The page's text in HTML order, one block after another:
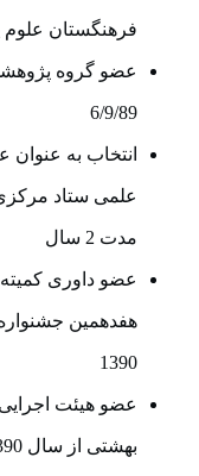
فرهنگستان علوم
عضو گروه
6/9/89
انتخاب به
مدت 2 سال
عضو داوری
هفدهمین
1390
عضو هیئت
بهشتی از سال 1390 به مدت 4 سال.